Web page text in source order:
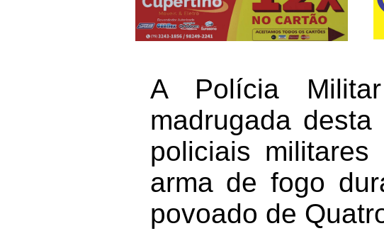
A Polícia
madrugada
policiais
arma de fogo
povoado de